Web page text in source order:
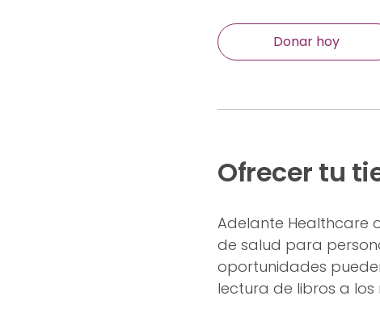
Donar hoy
Ofrecer tu
Adelante Healthcare
de salud para
oportunidades
lectura de libros a